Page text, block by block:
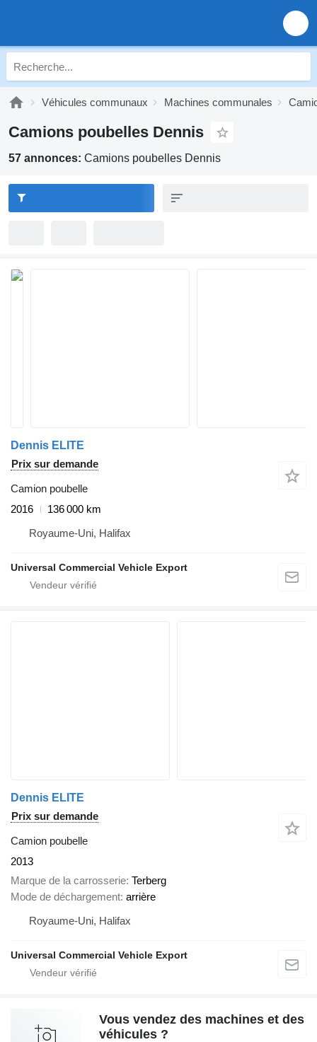
Véhicules communaux Machines communales
Camions poubelles Dennis
57 annonces: Camions poubelles Dennis
Dennis ELITE
Prix sur demande
Camion poubelle
2016
136 000 km
Royaume-Uni, Halifax
Universal Commercial Vehicle Export
Dennis ELITE
Prix sur demande
Camion poubelle
2013
Marque de la carrosserie Terberg
Mode de déchargement arrière
Royaume-Uni, Halifax
Universal Commercial Vehicle Export
Vous vendez des machines et des
véhicules ?